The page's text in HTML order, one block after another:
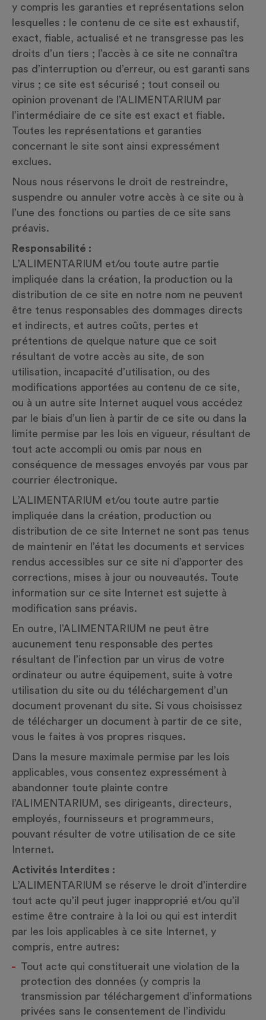
y compris les garanties et représentations selon
lesquelles : le contenu de ce site est exhaustif,
exact, fiable, actualisé et ne transgresse pas les
droits d’un tiers ; l’accès à ce site ne connaîtra
pas d’interruption ou d’erreur, ou est garanti sans
virus ; ce site est sécurisé ; tout conseil ou
opinion provenant de l’ALIMENTARIUM par
l’intermédiaire de ce site est exact et fiable.
Toutes les représentations et garanties
concernant le site sont ainsi expressément
exclues.
Nous nous réservons le droit de restreindre,
suspendre ou annuler votre accès à ce site ou à
l’une des fonctions ou parties de ce site sans
préavis.
Responsabilité :
L’ALIMENTARIUM et/ou toute autre partie
impliquée dans la création, la production ou la
distribution de ce site en notre nom ne peuvent
être tenus responsables des dommages directs
et indirects, et autres coûts, pertes et
prétentions de quelque nature que ce soit
résultant de votre accès au site, de son
utilisation, incapacité d’utilisation, ou des
modifications apportées au contenu de ce site,
ou à un autre site Internet auquel vous accédez
par le biais d’un lien à partir de ce site ou dans la
limite permise par les lois en vigueur, résultant de
tout acte accompli ou omis par nous en
conséquence de messages envoyés par vous par
courrier électronique.
L’ALIMENTARIUM et/ou toute autre partie
impliquée dans la création, production ou
distribution de ce site Internet ne sont pas tenus
de maintenir en l’état les documents et services
rendus accessibles sur ce site ni d’apporter des
corrections, mises à jour ou nouveautés. Toute
information sur ce site Internet est sujette à
modification sans préavis.
En outre, l’ALIMENTARIUM ne peut être
aucunement tenu responsable des pertes
résultant de l’infection par un virus de votre
ordinateur ou autre équipement, suite à votre
utilisation du site ou du téléchargement d’un
document provenant du site. Si vous choisissez
de télécharger un document à partir de ce site,
vous le faites à vos propres risques.
Dans la mesure maximale permise par les lois
applicables, vous consentez expressément à
abandonner toute plainte contre
l’ALIMENTARIUM, ses dirigeants, directeurs,
employés, fournisseurs et programmeurs,
pouvant résulter de votre utilisation de ce site
Internet.
Activités Interdites :
L’ALIMENTARIUM se réserve le droit d’interdire
tout acte qu’il peut juger inapproprié et/ou qu’il
estime être contraire à la loi ou qui est interdit
par les lois applicables à ce site Internet, y
compris, entre autres:
Tout acte qui constituerait une violation de la
protection des données (y compris la
transmission par téléchargement d’informations
privées sans le consentement de l’individu